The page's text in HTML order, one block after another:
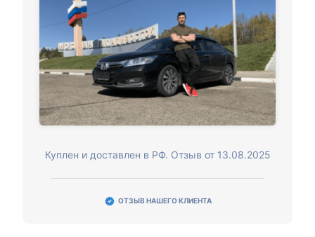
Куплен и доставлен в РФ. Отзыв от 13.08.2025
ОТЗЫВ НАШЕГО КЛИЕНТА